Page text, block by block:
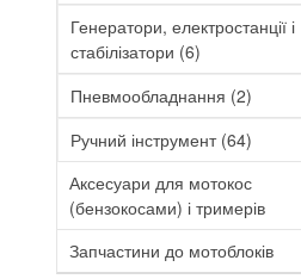
Генератори, електростанції і
стабілізатори (6)
Пневмообладнання (2)
Ручний інструмент (64)
Аксесуари для мотокос
(бензокосами) і тримерів
Запчастини до мотоблоків